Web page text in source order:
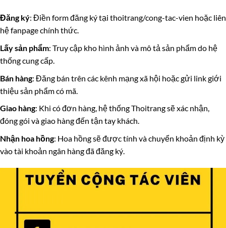
Đăng ký: Điền form đăng ký tại thoitrang/cong-tac-vien hoặc liên
hệ fanpage chính thức.
Lấy sản phẩm: Truy cập kho hình ảnh và mô tả sản phẩm do hệ
thống cung cấp.
Bán hàng: Đăng bán trên các kênh mạng xã hội hoặc gửi link giới
thiệu sản phẩm có mã.
Giao hàng: Khi có đơn hàng, hệ thống Thoitrang sẽ xác nhận,
đóng gói và giao hàng đến tận tay khách.
Nhận hoa hồng: Hoa hồng sẽ được tính và chuyển khoản định kỳ
vào tài khoản ngân hàng đã đăng ký.